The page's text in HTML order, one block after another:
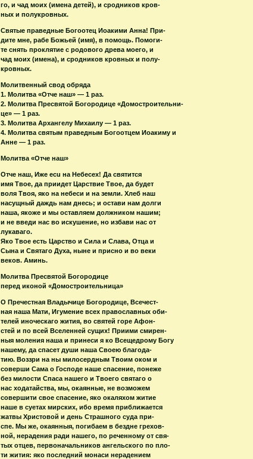
го, и чад моих (имена детей), и сродников кров-
ных и полукровных.
Святые праведные Богоотец Иоакими Анна! При-
дите мне, рабе Божьей (имя), в помощь. Помоги-
те снять проклятие с родового древа моего, и
чад моих (имена), и сродников кровных и полу-
кровных.
Молитвенный свод обряда
1. Молитва «Отче наш» — 1 раз.
2. Молитва Пресвятой Богородице «Домостроительни-
це» — 1 раз.
3. Молитва Архангелу Михаилу — 1 раз.
4. Молитва святым праведным Богоотцем Иоакиму и
Анне — 1 раз.
Молитва «Отче наш»
Отче наш, Иже ecu на Небесех! Да святится
имя Твое, да приидет Царствие Твое, да будет
воля Твоя, яко на небеси и на земли. Хлеб наш
насущный даждь нам днесь; и остави нам долги
наша, якоже и мы оставляем должником нашим;
и не введи нас во искушение, но избави нас от
лукаваго.
Яко Твое есть Царство и Сила и Слава, Отца и
Сына и Святаго Духа, ныне и присно и во веки
веков. Аминь.
Молитва Пресвятой Богородице
перед иконой «Домостроительница»
О Пречестная Владычице Богородице, Всечест-
ная наша Мати, Игумение всех православных оби-
телей иноческаго жития, во святей горе Афон-
стей и по всей Вселенней сущих! Приими смирен-
ныя моления наша и принеси я ко Всещедрому Богу
нашему, да спасет души наша Своею благода-
тию. Воззри на ны милосердным Твоим оком и
соверши Сама о Господе наше спасение, понеже
без милости Спаса нашего и Твоего святаго о
нас ходатайства, мы, окаянные, не возможем
совершити свое спасение, яко окаляхом житие
наше в суетах мирских, ибо время приближается
жатвы Христовой и день Страшного суда при-
спе. Мы же, окаянныя, погибаем в бездне грехов-
ной, нерадения ради нашего, по реченному от свя-
тых отцев, первоначальников ангельского по пло-
ти жития: яко последний монаси нерадением